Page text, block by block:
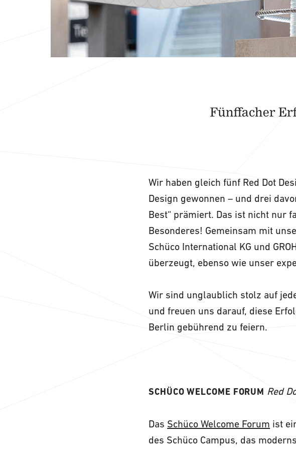
Fünffacher
Wir haben gleich fünf Red Dot
Design gewonnen – und drei
Best“ prämiert. Das ist nicht nur
Besonderes! Gemeinsam mit
Schüco International KG und
überzeugt, ebenso wie unser
Wir sind unglaublich stolz auf
und freuen uns darauf, diese
Berlin gebührend zu feiern.
SCHÜCO WELCOME FORUM Red
Das Schüco Welcome Forum ist
des Schüco Campus, das